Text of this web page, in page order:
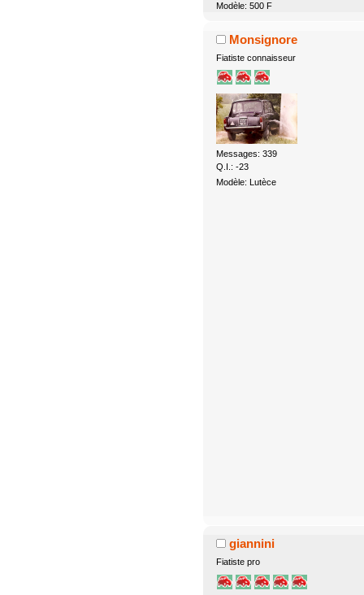
Modèle: 500 F
Monsignore
Fiatiste connaisseur
Messages: 339
Q.I.: -23
Modèle: Lutèce
giannini
Fiatiste pro